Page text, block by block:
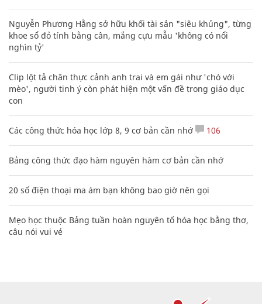
Nguyễn Phương Hằng sở hữu khối tài sản "siêu khủng", từng
khoe sổ đỏ tính bằng cân, mắng cựu mẫu 'không có nổi
nghìn tỷ'
Clip lột tả chân thực cảnh anh trai và em gái như 'chó với
mèo', người tinh ý còn phát hiện một vấn đề trong giáo dục
con
Các công thức hóa học lớp 8, 9 cơ bản cần nhớ 106
Bảng công thức đạo hàm nguyên hàm cơ bản cần nhớ
20 số điện thoại ma ám bạn không bao giờ nên gọi
Mẹo học thuộc Bảng tuần hoàn nguyên tố hóa học bằng thơ,
câu nói vui vẻ